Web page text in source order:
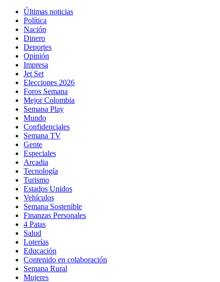
Últimas noticias
Política
Nación
Dinero
Deportes
Opinión
Impresa
Jet Set
Elecciones 2026
Foros Semana
Mejor Colombia
Semana Play
Mundo
Confidenciales
Semana TV
Gente
Especiales
Arcadia
Tecnología
Turismo
Estados Unidos
Vehículos
Semana Sostenible
Finanzas Personales
4 Patas
Salud
Loterías
Educación
Contenido en colaboración
Semana Rural
Mujeres